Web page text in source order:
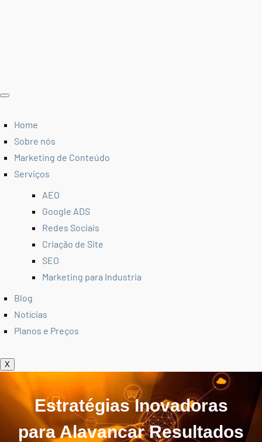
Home
Sobre nós
Marketing de Conteúdo
Serviços
AEO
Google ADS
Redes Sociais
Criação de Site
SEO
Marketing para Industria
Blog
Notícias
Planos e Preços
X
Estratégias Inovadoras
para Alavancar Resultados